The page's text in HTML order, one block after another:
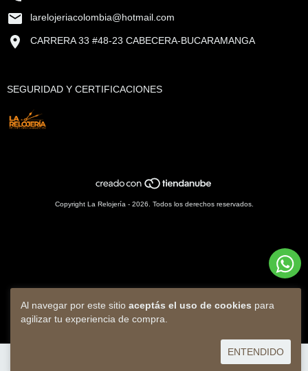
Al navegar por este sitio aceptás el uso de cookies para
agilizar tu experiencia de compra.
ENTENDIDO
larelojeriacolombia@hotmail.com
CARRERA 33 #48-23 CABECERA-BUCARAMANGA
SEGURIDAD Y CERTIFICACIONES
Copyright La Relojería - 2026. Todos los derechos reservados.